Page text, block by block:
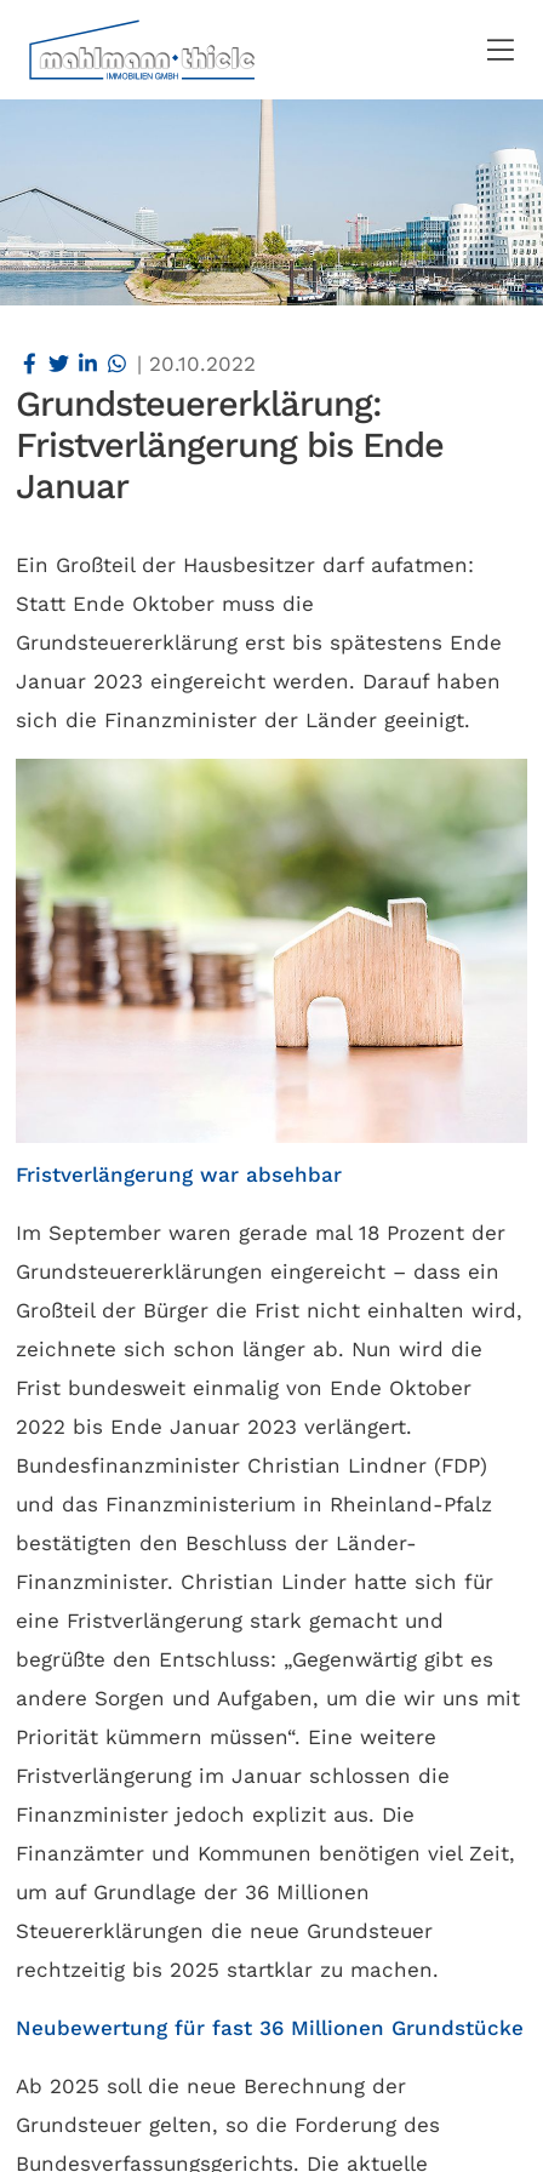
| 20.10.2022
Grundsteuererklärung:
Fristverlängerung bis Ende
Januar
Ein Großteil der Hausbesitzer darf aufatmen:
Statt Ende Oktober muss die
Grundsteuererklärung erst bis spätestens Ende
Januar 2023 eingereicht werden. Darauf haben
sich die Finanzminister der Länder geeinigt.
Fristverlängerung war absehbar
Im September waren gerade mal 18 Prozent der
Grundsteuererklärungen eingereicht – dass ein
Großteil der Bürger die Frist nicht einhalten wird,
zeichnete sich schon länger ab. Nun wird die
Frist bundesweit einmalig von Ende Oktober
2022 bis Ende Januar 2023 verlängert.
Bundesfinanzminister Christian Lindner (FDP)
und das Finanzministerium in Rheinland-Pfalz
bestätigten den Beschluss der Länder-
Finanzminister. Christian Linder hatte sich für
eine Fristverlängerung stark gemacht und
begrüßte den Entschluss: „Gegenwärtig gibt es
andere Sorgen und Aufgaben, um die wir uns mit
Priorität kümmern müssen“. Eine weitere
Fristverlängerung im Januar schlossen die
Finanzminister jedoch explizit aus. Die
Finanzämter und Kommunen benötigen viel Zeit,
um auf Grundlage der 36 Millionen
Steuererklärungen die neue Grundsteuer
rechtzeitig bis 2025 startklar zu machen.
Neubewertung für fast 36 Millionen Grundstücke
Ab 2025 soll die neue Berechnung der
Grundsteuer gelten, so die Forderung des
Bundesverfassungsgerichts. Die aktuelle